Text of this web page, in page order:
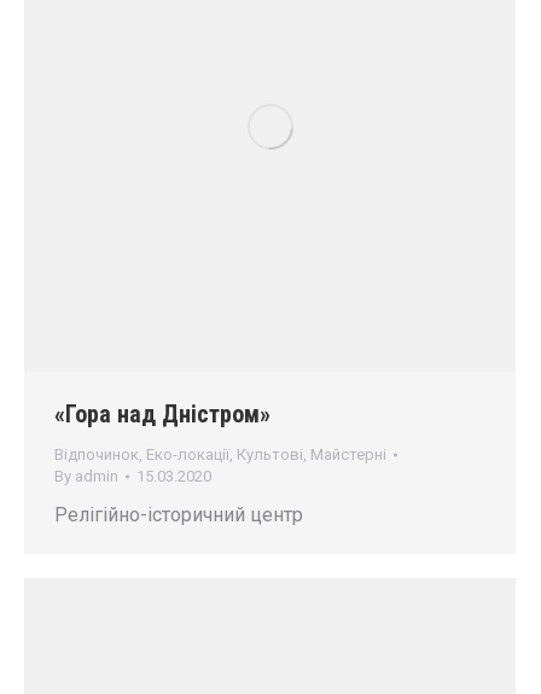
«Гора над Дністром»
Відпочинок, Еко-локації, Культові, Майстерні
By admin 15.03.2020
Релігійно-історичний центр